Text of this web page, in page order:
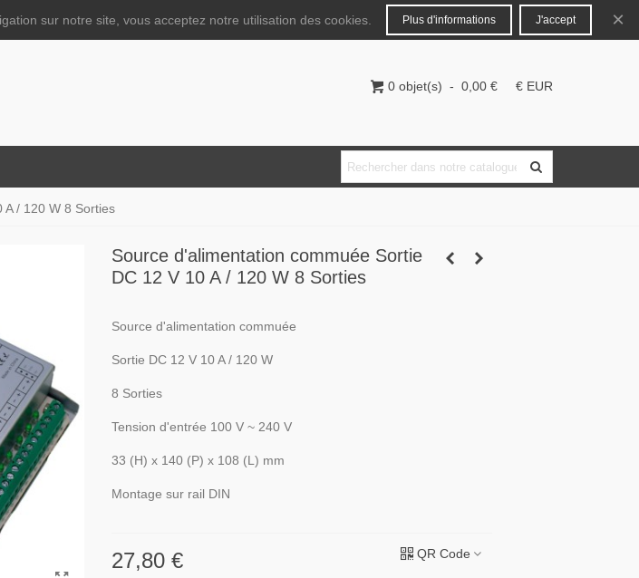
Français Connecter
0 objet(s) - 0,00 € € EUR
/ 120 W 8 Sorties
Source d'alimentation commuée Sortie
DC 12 V 10 A / 120 W 8 Sorties
Source d'alimentation commuée
Sortie DC 12 V 10 A / 120 W
8 Sorties
Tension d'entrée 100 V ~ 240 V
33 (H) x 140 (P) x 108 (L) mm
Montage sur rail DIN
27,80 € QR Code
sur notre site, vous acceptez notre utilisation des cookies. Plus d'informations J'accept ×